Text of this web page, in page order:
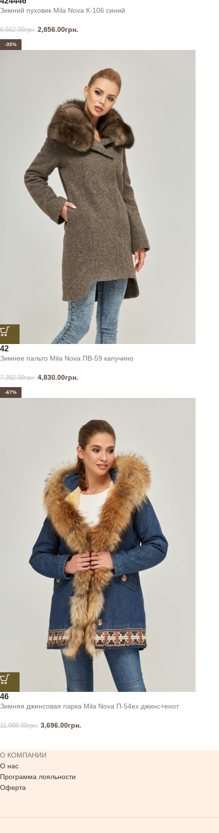
Зимний пуховик Mila Nova К-106 синий
6,552.00грн. 2,856.00грн.
-35%
42
Зимнее пальто Mila Nova ПВ-59 капучино
7,392.00грн. 4,830.00грн.
-67%
46
Зимняя джинсовая парка Mila Nova П-54ех джинс+енот
11,088.00грн. 3,696.00грн.
О КОМПАНИИ
О нас
Программа лояльности
Оферта